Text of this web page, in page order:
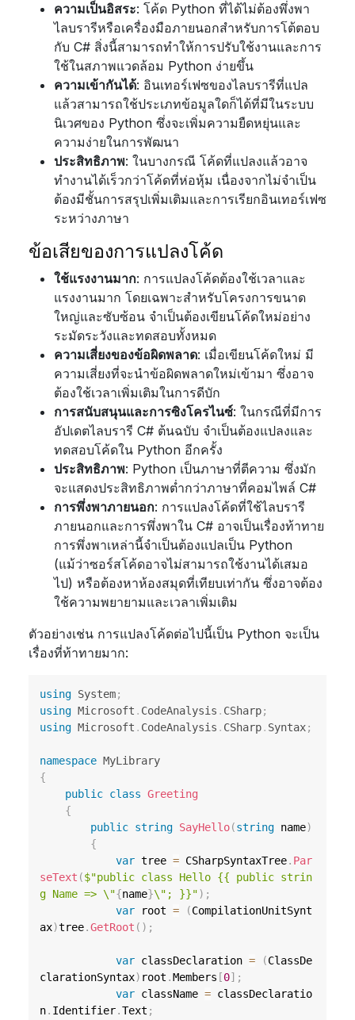
ความเป็นอิสระ: โค้ด Python ที่ได้ไม่ต้องพึ่งพา
ไลบรารีหรือเครื่องมือภายนอกสำหรับการโต้ตอบ
กับ C# สิ่งนี้สามารถทำให้การปรับใช้งานและการ
ใช้ในสภาพแวดล้อม Python ง่ายขึ้น
ความเข้ากันได้: อินเทอร์เฟซของไลบรารีที่แปล
แล้วสามารถใช้ประเภทข้อมูลใดก็ได้ที่มีในระบบ
นิเวศของ Python ซึ่งจะเพิ่มความยืดหยุ่นและ
ความง่ายในการพัฒนา
ประสิทธิภาพ: ในบางกรณี โค้ดที่แปลงแล้วอาจ
ทำงานได้เร็วกว่าโค้ดที่ห่อหุ้ม เนื่องจากไม่จำเป็น
ต้องมีชั้นการสรุปเพิ่มเติมและการเรียกอินเทอร์เฟซ
ระหว่างภาษา
ข้อเสียของการแปลงโค้ด
ใช้แรงงานมาก: การแปลงโค้ดต้องใช้เวลาและ
แรงงานมาก โดยเฉพาะสำหรับโครงการขนาด
ใหญ่และซับซ้อน จำเป็นต้องเขียนโค้ดใหม่อย่าง
ระมัดระวังและทดสอบทั้งหมด
ความเสี่ยงของข้อผิดพลาด: เมื่อเขียนโค้ดใหม่ มี
ความเสี่ยงที่จะนำข้อผิดพลาดใหม่เข้ามา ซึ่งอาจ
ต้องใช้เวลาเพิ่มเติมในการดีบัก
การสนับสนุนและการซิงโครไนซ์: ในกรณีที่มีการ
อัปเดตไลบรารี C# ต้นฉบับ จำเป็นต้องแปลงและ
ทดสอบโค้ดใน Python อีกครั้ง
ประสิทธิภาพ: Python เป็นภาษาที่ตีความ ซึ่งมัก
จะแสดงประสิทธิภาพต่ำกว่าภาษาที่คอมไพล์ C#
การพึ่งพาภายนอก: การแปลงโค้ดที่ใช้ไลบรารี
ภายนอกและการพึ่งพาใน C# อาจเป็นเรื่องท้าทาย
การพึ่งพาเหล่านี้จำเป็นต้องแปลเป็น Python
(แม้ว่าซอร์สโค้ดอาจไม่สามารถใช้งานได้เสมอ
ไป) หรือต้องหาห้องสมุดที่เทียบเท่ากัน ซึ่งอาจต้อง
ใช้ความพยายามและเวลาเพิ่มเติม
ตัวอย่างเช่น การแปลงโค้ดต่อไปนี้เป็น Python จะเป็น
เรื่องที่ท้าทายมาก:
using System;
using Microsoft . CodeAnalysis . CSharp;
using Microsoft . CodeAnalysis . CSharp. Syntax;
namespace MyLibrary
{
public class Greeting
{
public string SayHello(string name)
{
var tree = CSharpSyntaxTree. Par
seText ($"public class Hello {{ public strin
g Name => \"{name}\"; }}") ;
var root = (CompilationUnitSynt
ax)tree.GetRoot ( ) ;
var classDeclaration = (ClassDe
clarationSyntax) root .Members [0] ;
var className = classDeclaratio
n. Identifier.Text ;